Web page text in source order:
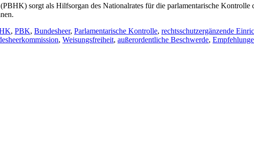
sorgt als Hilfsorgan des Nationalrates für die parlamentarische Kontrolle
, PBK, Bundesheer, Parlamentarische Kontrolle, rechtsschutzergänzende
, Weisungsfreiheit, außerordentliche Beschwerde,